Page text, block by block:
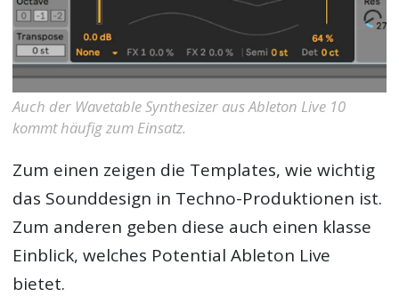
Auch der Wavetable Synthesizer aus Ableton Live 10
kommt häufig zum Einsatz.
Zum einen zeigen die Templates, wie wichtig
das Sounddesign in Techno-Produktionen ist.
Zum anderen geben diese auch einen klasse
Einblick, welches Potential Ableton Live
bietet.